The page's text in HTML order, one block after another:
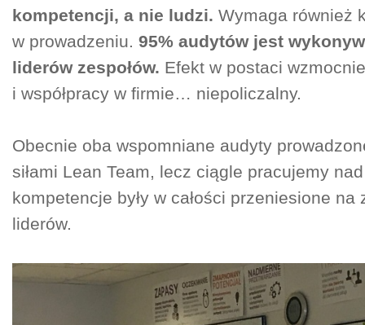
kompetencji, a nie ludzi. Wymaga również
w prowadzeniu. 95% audytów jest
liderów zespołów. Efekt w postaci
i współpracy w firmie… niepoliczalny.
Obecnie oba wspomniane audyty
siłami Lean Team, lecz ciągle pracujemy
kompetencje były w całości przeniesione na
liderów.